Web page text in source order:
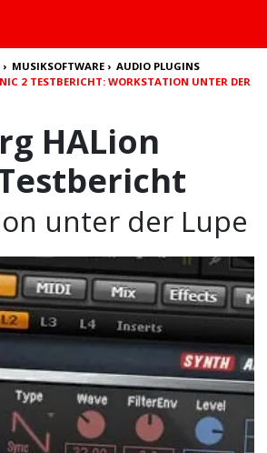
› MUSIKSOFTWARE ›AUDIO PLUGINS
2 TESTBERICHT: WORKSTATION UNTER DER
HALion
unter der Lupe